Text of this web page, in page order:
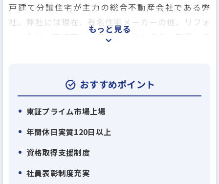
戸建て分譲住宅が主力の総合不動産会社である弊
社。弊社には現在、有名住宅メーカーの他、リフォ
ーム会社、工務店など様々な企業から多く転職して
離職率は業界平均の半分以下!業務効率化・休暇制
度・残業削減がその秘訣
積極的に休んでいただける体制になっています。ま
た、残業時間は月平均20時間(1日平均1時間程度)。
業界の離職率が20%を超える中、弊社は10%程度ま
もっと見る
おすすめポイント
東証プライム市場上場
年間休日実質120日以上
資格取得支援制度
社員表彰制度充実